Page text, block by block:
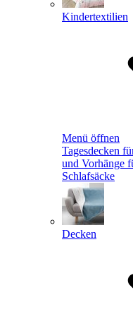
Kindertextilien
Menü öffnen
Tagesdecken
und Vorhänge
Schlafsäcke
Decken